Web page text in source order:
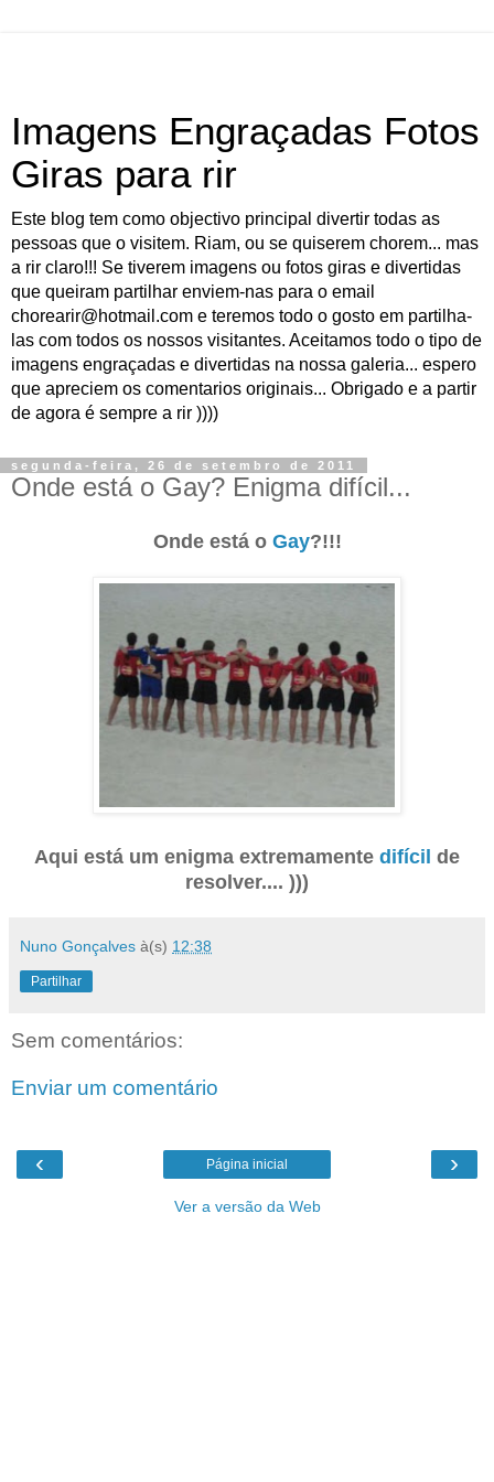
Imagens Engraçadas Fotos
Giras para rir
Este blog tem como objectivo principal divertir todas as
pessoas que o visitem. Riam, ou se quiserem chorem... mas
a rir claro!!! Se tiverem imagens ou fotos giras e divertidas
que queiram partilhar enviem-nas para o email
chorearir@hotmail.com e teremos todo o gosto em partilha-
las com todos os nossos visitantes. Aceitamos todo o tipo de
imagens engraçadas e divertidas na nossa galeria... espero
que apreciem os comentarios originais... Obrigado e a partir
de agora é sempre a rir ))))
segunda-feira, 26 de setembro de 2011
Onde está o Gay? Enigma difícil...
Onde está o Gay?!!!
Aqui está um enigma extremamente difícil de
resolver.... )))
Nuno Gonçalves à(s) 12:38
Partilhar
Sem comentários:
Enviar um comentário
‹ ›
Página inicial
Ver a versão da Web